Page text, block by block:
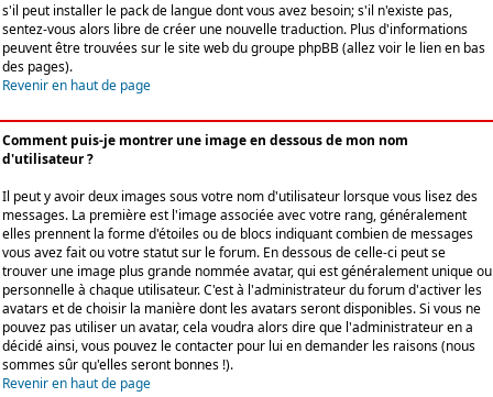
s'il peut installer le pack de langue dont vous avez besoin; s'il n'existe pas,
sentez-vous alors libre de créer une nouvelle traduction. Plus d'informations
peuvent être trouvées sur le site web du groupe phpBB (allez voir le lien en bas
des pages).
Revenir en haut de page
Comment puis-je montrer une image en dessous de mon nom
d'utilisateur ?
Il peut y avoir deux images sous votre nom d'utilisateur lorsque vous lisez des
messages. La première est l'image associée avec votre rang, généralement
elles prennent la forme d'étoiles ou de blocs indiquant combien de messages
vous avez fait ou votre statut sur le forum. En dessous de celle-ci peut se
trouver une image plus grande nommée avatar, qui est généralement unique ou
personnelle à chaque utilisateur. C'est à l'administrateur du forum d'activer les
avatars et de choisir la manière dont les avatars seront disponibles. Si vous ne
pouvez pas utiliser un avatar, cela voudra alors dire que l'administrateur en a
décidé ainsi, vous pouvez le contacter pour lui en demander les raisons (nous
sommes sûr qu'elles seront bonnes !).
Revenir en haut de page